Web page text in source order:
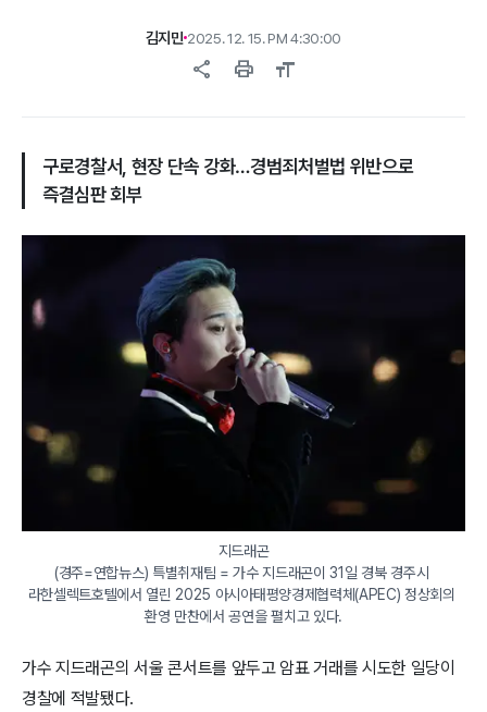
김지민 2025. 12. 15. PM 4:30:00
share print format_size
구로경찰서, 현장 단속 강화…경범죄처벌법 위반으로
즉결심판 회부
지드래곤
(경주=연합뉴스) 특별취재팀 = 가수 지드래곤이 31일 경북 경주시
라한셀렉트호텔에서 열린 2025 아시아태평양경제협력체(APEC) 정상회의
환영 만찬에서 공연을 펼치고 있다.
가수 지드래곤의 서울 콘서트를 앞두고 암표 거래를 시도한 일당이
경찰에 적발됐다.